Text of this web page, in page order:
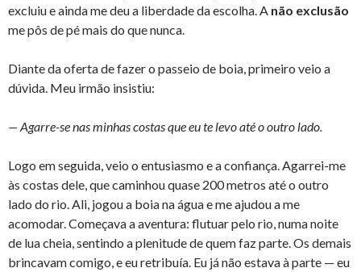
excluiu e ainda me deu a liberdade da escolha. A não exclusão
me pôs de pé mais do que nunca.
Diante da oferta de fazer o passeio de boia, primeiro veio a
dúvida. Meu irmão insistiu:
— Agarre-se nas minhas costas que eu te levo até o outro lado.
Logo em seguida, veio o entusiasmo e a confiança. Agarrei-me
às costas dele, que caminhou quase 200 metros até o outro
lado do rio. Ali, jogou a boia na água e me ajudou a me
acomodar. Começava a aventura: flutuar pelo rio, numa noite
de lua cheia, sentindo a plenitude de quem faz parte. Os demais
brincavam comigo, e eu retribuía. Eu já não estava à parte — eu